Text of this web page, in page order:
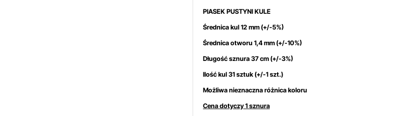
PIASEK PUSTYNI KULE
Średnica kul 12 mm(+/-5%)
Średnica otworu 1,4 mm (+/-10%)
Długość sznura 37 cm (+/-3%)
Ilość kul 31 sztuk (+/-1 szt.)
Możliwa nieznaczna różnica koloru
Cena dotyczy 1 sznura